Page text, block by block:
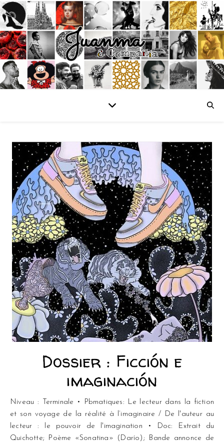
Dossier : Ficción e
imaginación
Niveau : Terminale • Pbmatiques: Le lecteur dans la fiction
et son voyage de la réalité à l’imaginaire / De l'auteur au
lecteur : le pouvoir de l'imagination • Doc: Extrait du
Quichotte; Poème «Sonatina» (Darío); Bande annonce de